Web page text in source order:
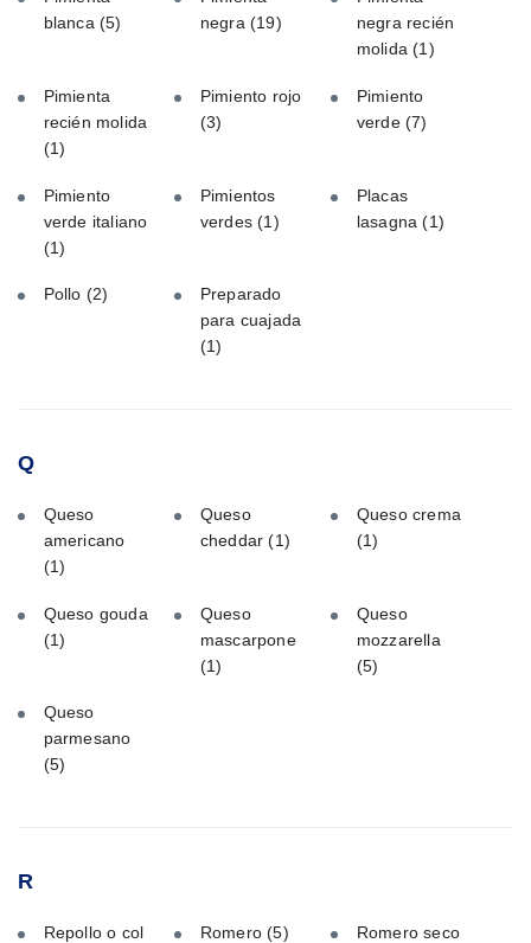
blanca (5)
negra (19)
negra recién
molida(1)
Pimienta
recién molida
(1)
Pimiento rojo
(3)
Pimiento
verde(7)
Pimiento
verde italiano
(1)
Pimientos
verdes(1)
Placas
lasagna(1)
Pollo (2)
Preparado
para cuajada
(1)
Q
Queso
americano
(1)
Queso
cheddar(1)
Queso crema
(1)
Queso gouda
(1)
Queso
mascarpone
(1)
Queso
mozzarella
(5)
Queso
parmesano
(5)
R
Repollo o col
Romero(5)
Romero seco